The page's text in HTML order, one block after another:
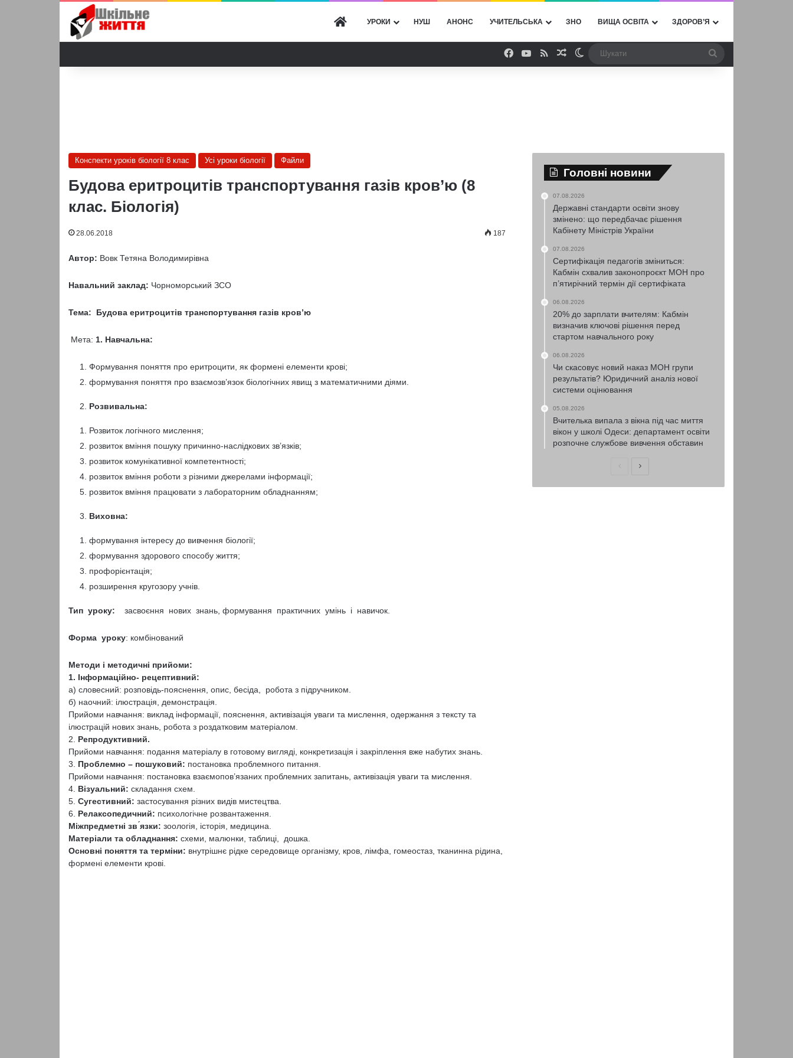
ГОЛОВНА
УРОКИ НУШ АНОНС УЧИТЕЛЬСЬКА ЗНО ВИЩА ОСВІТА ЗДОРОВ’Я
Facebook
YouTube
RSSВипадкова стаття
Switch skin
Конспекти уроків біології 8 клас Усі уроки біології Файли
Будова еритроцитів транспортування газів кров’ю (8
клас. Біологія)
28.06.2018 187
Автор: Вовк Тетяна Володимирівна
Навальний заклад: Чорноморський ЗСО
Тема: Будова еритроцитів транспортування газів кров’ю
Мета: 1. Навчальна:
Формування поняття про еритроцити, як формені елементи крові;
формування поняття про взаємозв’язок біологічних явищ з математичними діями.
Розвивальна:
Розвиток логічного мислення;
розвиток вміння пошуку причинно-наслідкових зв’язків;
розвиток комунікативної компетентності;
розвиток вміння роботи з різними джерелами інформації;
розвиток вміння працювати з лабораторним обладнанням;
Виховна:
формування інтересу до вивчення біології;
формування здорового способу життя;
профорієнтація;
розширення кругозору учнів.
Тип уроку: засвоєння нових знань, формування практичних умінь і навичок.
Форма уроку: комбінований
Методи і методичні прийоми:
1. Інформаційно- рецептивний:
а) словесний: розповідь-пояснення, опис, бесіда, робота з підручником.
б) наочний: ілюстрація, демонстрація.
Прийоми навчання: виклад інформації, пояснення, активізація уваги та мислення, одержання з тексту та
ілюстрацій нових знань, робота з роздатковим матеріалом.
2. Репродуктивний.
Прийоми навчання: подання матеріалу в готовому вигляді, конкретизація і закріплення вже набутих знань.
3. Проблемно – пошуковий: постановка проблемного питання.
Прийоми навчання: постановка взаємопов’язаних проблемних запитань, активізація уваги та мислення.
4. Візуальний: складання схем.
5. Сугестивний: застосування різних видів мистецтва.
6. Релаксопедичний: психологічне розвантаження.
Міжпредметні зв ́язки: зоологія, історія, медицина.
Матеріали та обладнання: схеми, малюнки, таблиці, дошка.
Основні поняття та терміни: внутрішнє рідке середовище організму, кров, лімфа, гомеостаз, тканинна рідина,
формені елементи крові.
Головні новини
07.08.2026
Державні стандарти освіти знову
змінено: що передбачає рішення
Кабінету Міністрів України
07.08.2026
Сертифікація педагогів зміниться:
Кабмін схвалив законопроєкт МОН про
п’ятирічний термін дії сертифіката
06.08.2026
20% до зарплати вчителям: Кабмін
визначив ключові рішення перед
стартом навчального року
06.08.2026
Чи скасовує новий наказ МОН групи
результатів? Юридичний аналіз нової
системи оцінювання
05.08.2026
Вчителька випала з вікна під час миття
вікон у школі Одеси: департамент освіти
розпочне службове вивчення обставин
ПопередняНаступна